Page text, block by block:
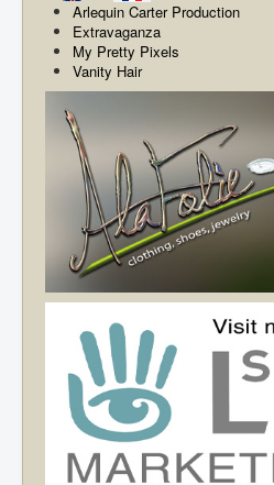
Arlequin Carter Production
Extravaganza
My Pretty Pixels
Vanity Hair